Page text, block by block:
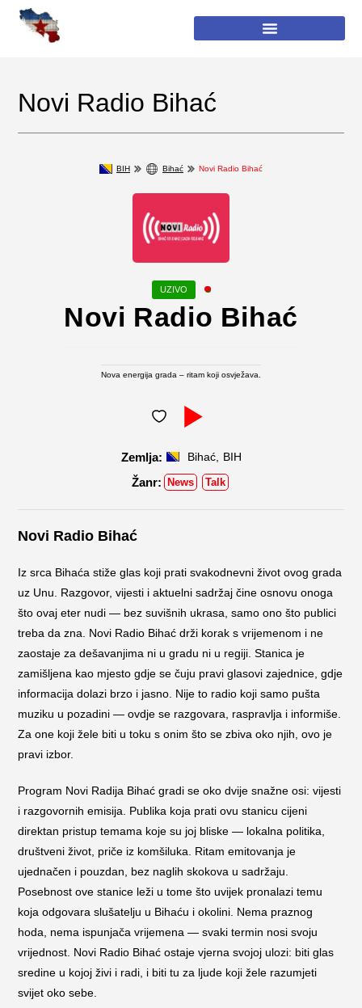
Novi Radio Bihać
BIH Bihać Novi Radio Bihać
Novi Radio Bihać
Nova energija grada – ritam koji osvježava.
Bihać, BIH
News Talk
Novi Radio Bihać
Iz srca Bihaća stiže glas koji prati svakodnevni život ovog grada
uz Unu. Razgovor, vijesti i aktuelni sadržaj čine osnovu onoga
što ovaj eter nudi — bez suvišnih ukrasa, samo ono što publici
treba da zna. Novi Radio Bihać drži korak s vrijemenom i ne
zaostaje za dešavanjima ni u gradu ni u regiji. Stanica je
zamišljena kao mjesto gdje se čuju pravi glasovi zajednice, gdje
informacija dolazi brzo i jasno. Nije to radio koji samo pušta
muziku u pozadini — ovdje se razgovara, raspravlja i informiše.
Za one koji žele biti u toku s onim što se zbiva oko njih, ovo je
pravi izbor.
Program Novi Radija Bihać gradi se oko dvije snažne osi: vijesti
i razgovornih emisija. Publika koja prati ovu stanicu cijeni
direktan pristup temama koje su joj bliske — lokalna politika,
društveni život, priče iz komšiluka. Ritam emitovanja je
ujednačen i pouzdan, bez naglih skokova u sadržaju.
Posebnost ove stanice leži u tome što uvijek pronalazi temu
koja odgovara slušatelju u Bihaću i okolini. Nema praznog
hoda, nema ispunjača vrijemena — svaki termin nosi svoju
vrijednost. Novi Radio Bihać ostaje vjerna svojoj ulozi: biti glas
sredine u kojoj živi i radi, i biti tu za ljude koji žele razumjeti
svijet oko sebe.